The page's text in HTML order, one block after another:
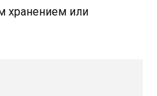
хранением или